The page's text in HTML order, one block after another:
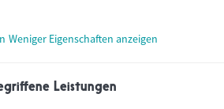
Weniger Eigenschaften anzeigen
Leistungen